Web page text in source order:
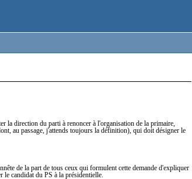
la direction du parti à renoncer à l'organisation de la primaire,
au passage, j'attends toujours la définition), qui doit désigner le
de la part de tous ceux qui formulent cette demande d'expliquer
candidat du PS à la présidentielle.